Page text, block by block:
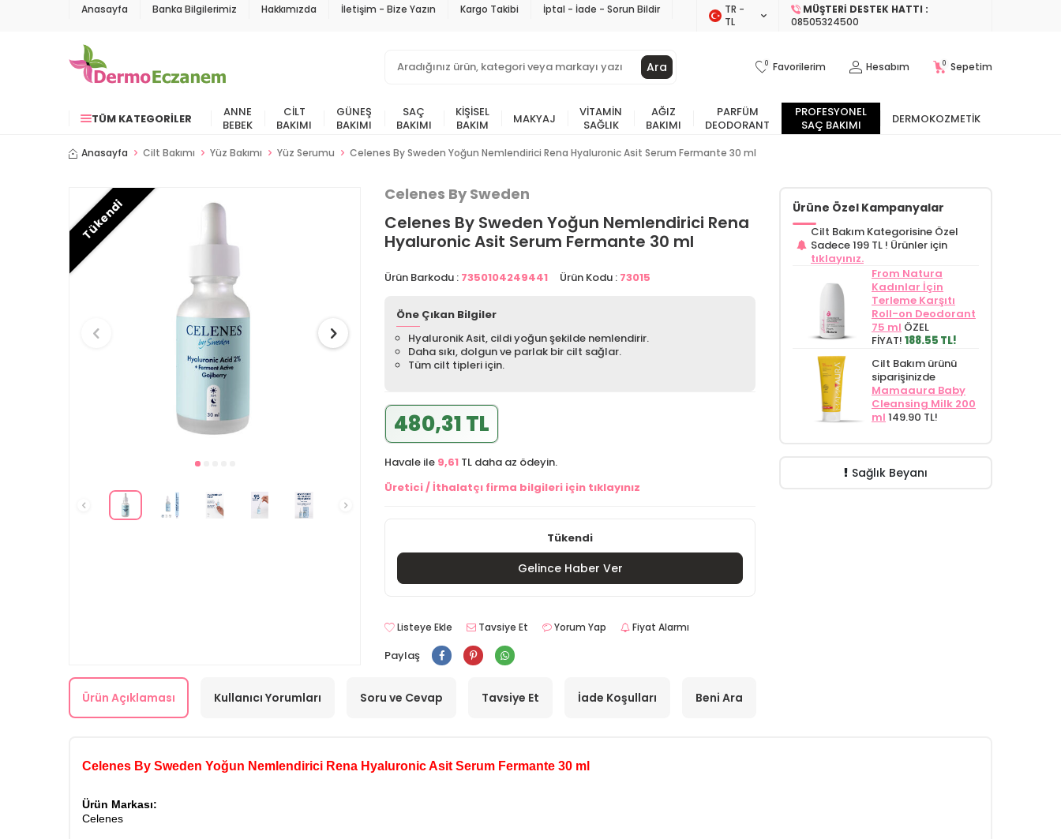
Anasayfa Banka Bilgilerimiz Hakkımızda İletişim - Bize Yazın Kargo Takibi İptal - İade - Sorun Bildir
TR −
TL
MÜŞTERI DESTEK HATTI :
08505324500
Ara 0 Favorilerim Hesabım 0 Sepetim
TÜM KATEGORILER
ANNE
BEBEK
CILT
BAKIMI
GÜNEŞ
BAKIMI
SAÇ
BAKIMI
KIŞISEL
BAKIM
MAKYAJ
VITAMIN
SAĞLIK
AĞIZ
BAKIMI
PARFÜM
DEODORANT
PROFESYONEL
SAÇ BAKIMI
DERMOKOZMETIK
Anasayfa Cilt Bakımı Yüz Bakımı Yüz Serumu Celenes By Sweden Yoğun Nemlendirici Rena Hyaluronic Asit Serum Fermante 30 ml
Tükendi
Celenes By Sweden
Celenes By Sweden Yoğun Nemlendirici Rena
Hyaluronic Asit Serum Fermante 30 ml
Ürün Barkodu : 7350104249441 Ürün Kodu : 73015
Öne Çıkan Bilgiler
Hyaluronik Asit, cildi yoğun şekilde nemlendirir.
Daha sıkı, dolgun ve parlak bir cilt sağlar.
Tüm cilt tipleri için.
480,31 TL
Havale ile 9,61 TL daha az ödeyin.
Üretici / İthalatçı firma bilgileri için tıklayınız
Tükendi
Gelince Haber Ver
Listeye Ekle Tavsiye Et Yorum Yap Fiyat Alarmı
Paylaş
Ürüne Özel Kampanyalar
Cilt Bakım Kategorisine Özel
Sadece 199 TL ! Ürünler için
tıklayınız.
From Natura
Kadınlar İçin
Terleme Karşıtı
Roll-on Deodorant
75 ml ÖZEL
FİYAT! 188.55 TL!
Cilt Bakım ürünü
siparişinizde
Mamaaura Baby
Cleansing Milk 200
ml 149.90 TL!
Sağlık Beyanı
Ürün Açıklaması Kullanıcı Yorumları Soru ve Cevap Tavsiye Et İade Koşulları Beni Ara
Celenes By Sweden Yoğun Nemlendirici Rena Hyaluronic Asit Serum Fermante 30 ml
Ürün Markası:
Celenes